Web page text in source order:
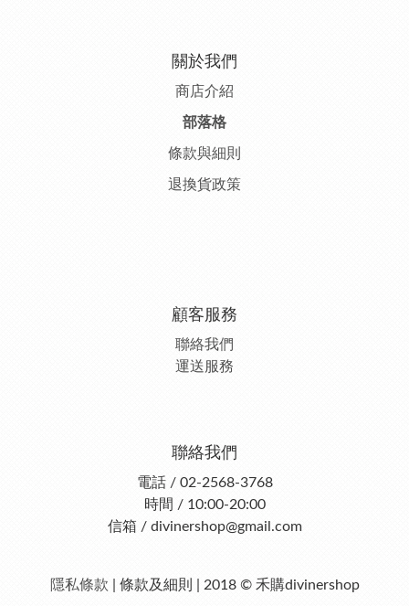
關於我們
商店介紹
部落格
條款與細則
退換貨政策
顧客服務
聯絡我們
運送服務
聯絡我們
電話 / 02-2568-3768
時間 / 10:00-20:00
信箱 / divinershop@gmail.com
隱私條款 | 條款及細則 | 2018 © 禾購divinershop